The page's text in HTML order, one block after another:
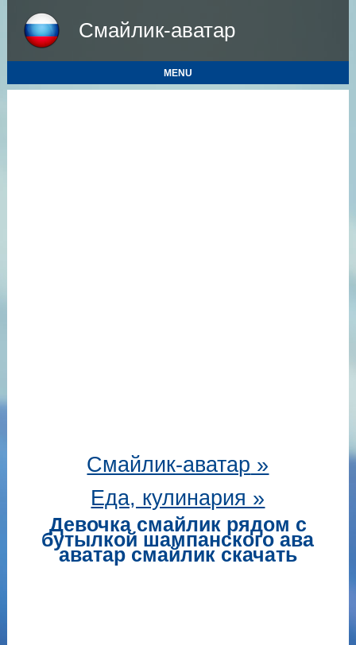
Смайлик-аватар
MENU
Смайлик-аватар »
Еда, кулинария »
Девочка смайлик рядом с
бутылкой шампанского ава
аватар смайлик скачать